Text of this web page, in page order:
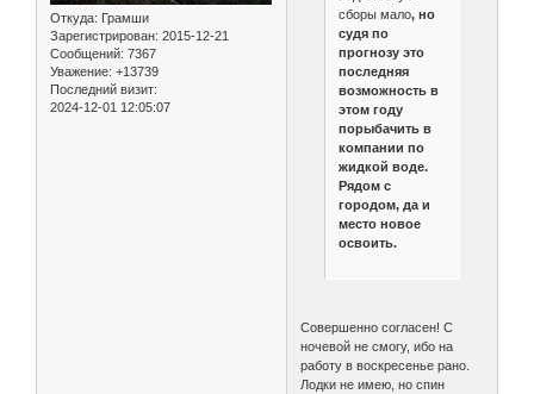
Откуда: Грамши
Зарегистрирован: 2015-12-21
Сообщений: 7367
Уважение: +13739
Последний визит:
2024-12-01 12:05:07
сборы мало, но
судя по
прогнозу это
последняя
возможность в
этом году
порыбачить в
компании по
жидкой воде.
Рядом с
городом, да и
место новое
освоить.
Совершенно согласен! С
ночевой не смогу, ибо на
работу в воскресенье рано.
Лодки не имею, но спин